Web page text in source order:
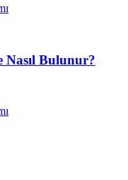
Nasıl Bulunur?